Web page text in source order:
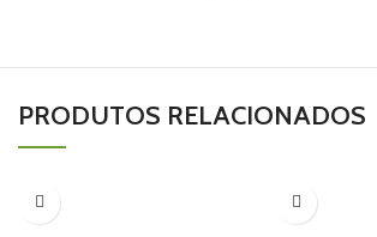
PRODUTOS RELACIONADOS